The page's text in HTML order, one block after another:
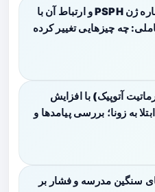
کشفی جدید درباره ژن PSPH و ارتباط آن با
چه چیزهایی تغییر کرده
آتوپیک) با افزایش
ابتلا به زونا؛ بررسی پیامدها و
سنگین مدرسه و فشار بر